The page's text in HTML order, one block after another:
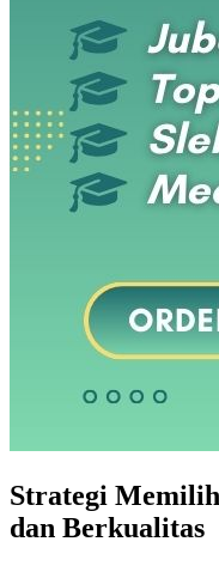
Strategi
dan Berkualitas